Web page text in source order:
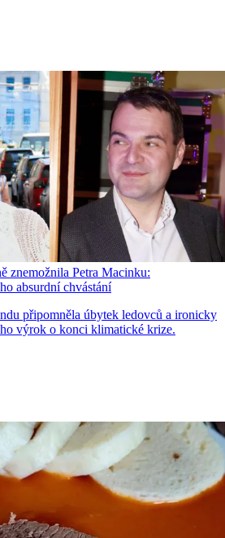
znemožnila Petra Macinku:
absurdní chvástání
připomněla úbytek ledovců a ironicky
výrok o konci klimatické krize.